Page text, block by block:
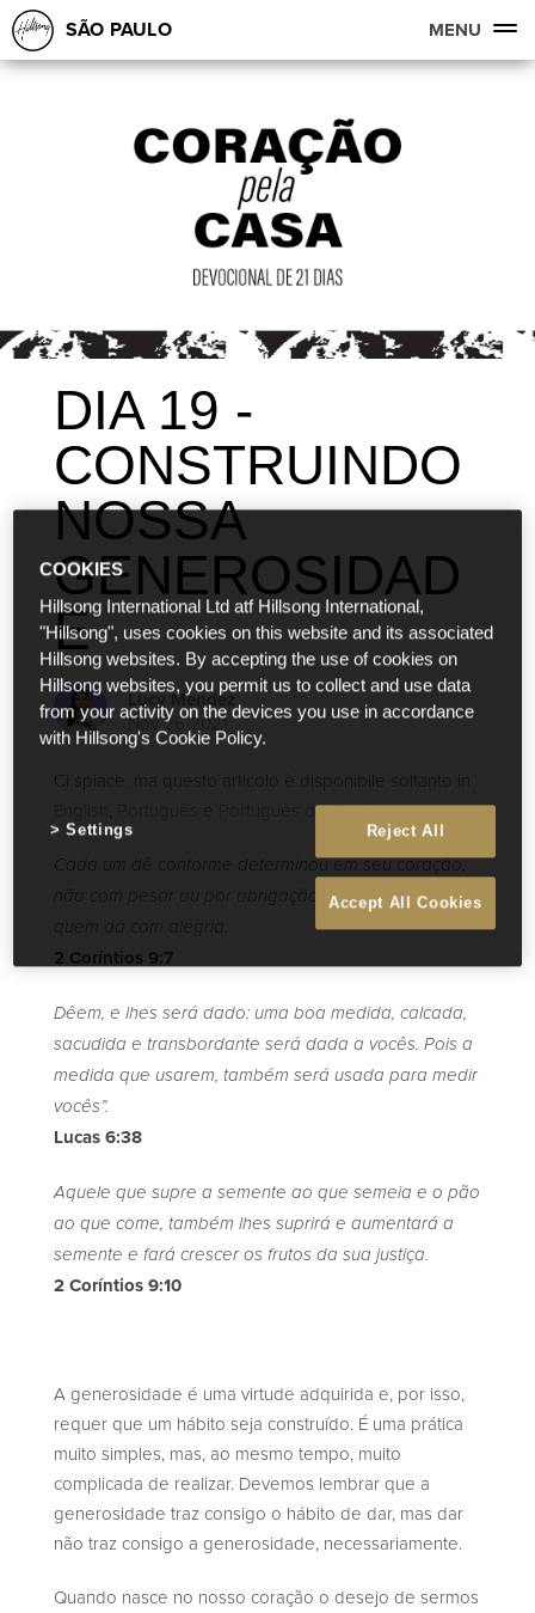
SÃO PAULO MENU
DIA 19 -
CONSTRUINDO
NOSSA
GENEROSIDAD
E
Lucy Mendez
Nov 26 2021
Ci spiace, ma questo articolo è disponibile soltanto in
English, Português e Português do Brasil.
Cada um dê conforme determinou em seu coração,
não com pesar ou por obrigação, pois Deus ama
quem dá com alegria.
2 Coríntios 9:7
Dêem, e lhes será dado: uma boa medida, calcada,
sacudida e transbordante será dada a vocês. Pois a
medida que usarem, também será usada para medir
vocês”.
Lucas 6:38
Aquele que supre a semente ao que semeia e o pão
ao que come, também lhes suprirá e aumentará a
semente e fará crescer os frutos da sua justiça.
2 Coríntios 9:10
A generosidade é uma virtude adquirida e, por isso,
requer que um hábito seja construído. É uma prática
muito simples, mas, ao mesmo tempo, muito
complicada de realizar. Devemos lembrar que a
generosidade traz consigo o hábito de dar, mas dar
não traz consigo a generosidade, necessariamente.
Quando nasce no nosso coração o desejo de sermos
COOKIES
Hillsong International Ltd atf Hillsong International,
"Hillsong", uses cookies on this website and its associated
Hillsong websites. By accepting the use of cookies on
Hillsong websites, you permit us to collect and use data
from your activity on the devices you use in accordance
with Hillsong's Cookie Policy.
Reject All
Accept All Cookies
Settings